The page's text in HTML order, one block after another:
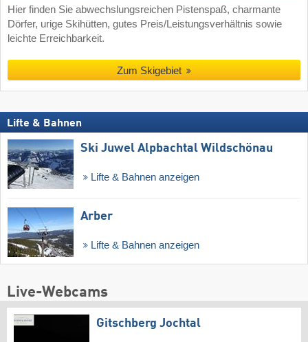
Hier finden Sie abwechslungsreichen Pistenspaß, charmante
Dörfer, urige Skihütten, gutes Preis/Leistungsverhältnis sowie
leichte Erreichbarkeit.
Zum Skigebiet
Lifte & Bahnen
Ski Juwel Alpbachtal Wildschönau
Lifte & Bahnen anzeigen
Arber
Lifte & Bahnen anzeigen
Live-Webcams
Gitschberg Jochtal